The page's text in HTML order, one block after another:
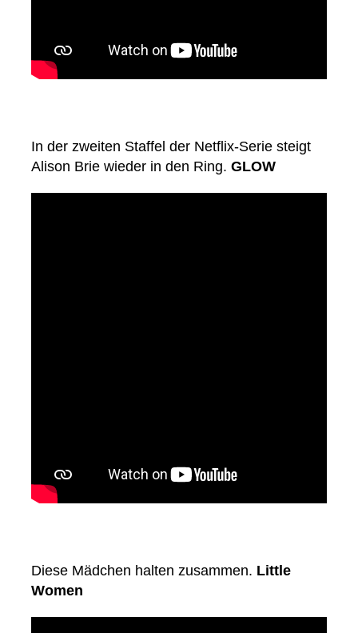
In der zweiten Staffel der Netflix-Serie steigt
Alison Brie wieder in den Ring. GLOW
Diese Mädchen halten zusammen. Little
Women